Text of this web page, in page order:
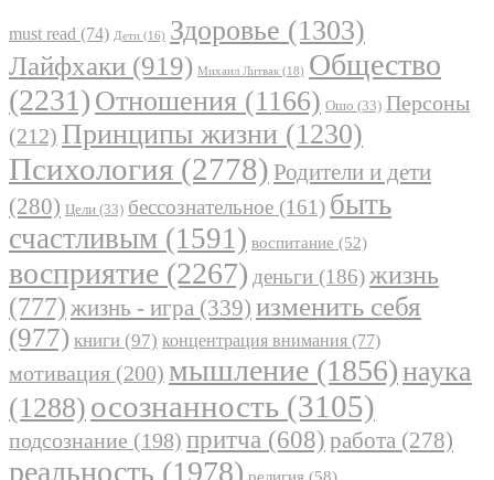
must read (74) Дети (16) Здоровье (1303)
Лайфхаки (919) Михаил Литвак (18) Общество
(2231) Отношения (1166) Ошо (33) Персоны
(212) Принципы жизни (1230)
Психология (2778) Родители и дети
(280) Цели (33) бессознательное (161) быть
счастливым (1591) воспитание (52)
восприятие (2267) деньги (186)жизнь
(777) жизнь - игра (339) изменить себя
(977) книги (97) концентрация внимания (77)
мотивация (200) мышление (1856)наука
(1288) осознанность (3105)
подсознание (198) притча (608) работа (278)
реальность (1978)